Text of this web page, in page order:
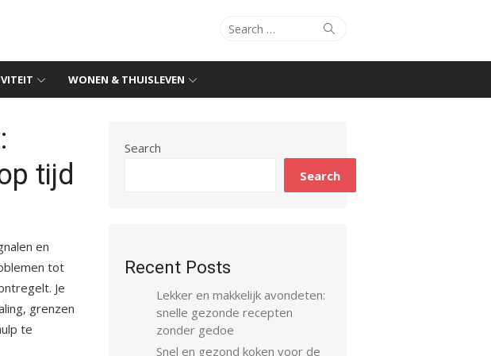
Search
Search
WONEN & THUISLEVEN
tijd
en
tot
Je
grenzen
te
Search
Search
Recent Posts
Lekker en makkelijk avondeten:
snelle gezonde recepten
zonder gedoe
Snel en gezond koken voor de